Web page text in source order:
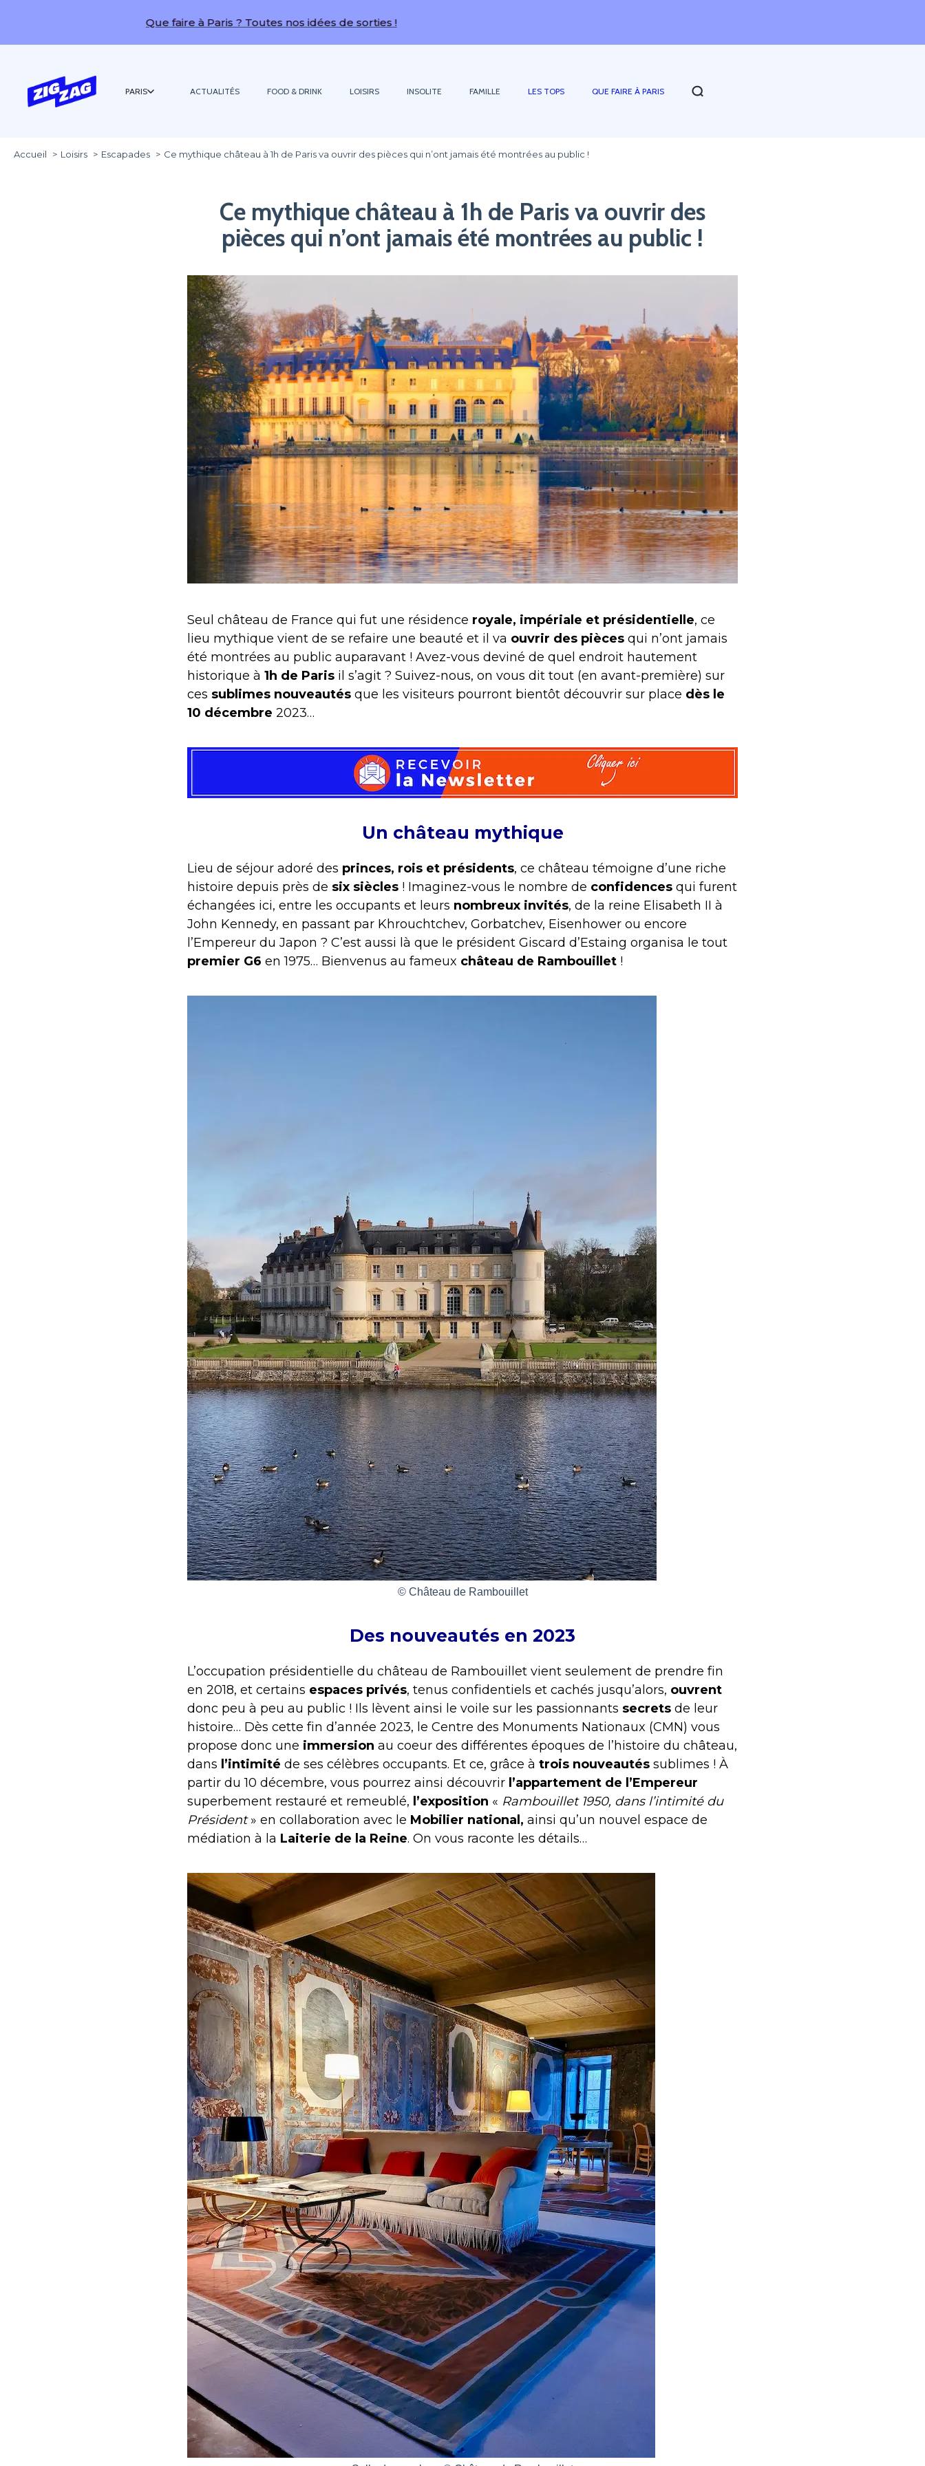
Que faire à Paris ? Toutes nos idées de sorties !
PARIS ACTUALITÉS FOOD & DRINK LOISIRS INSOLITE FAMILLE LES TOPS QUE FAIRE À PARIS
Accueil Loisirs Escapades Ce mythique château à 1h de Paris va ouvrir des pièces qui n’ont jamais été montrées au public !
Ce mythique château à 1h de Paris va ouvrir des
pièces qui n’ont jamais été montrées au public !
Seul château de France qui fut une résidence royale, impériale et présidentielle, ce
lieu mythique vient de se refaire une beauté et il va ouvrir des pièces qui n’ont jamais
été montrées au public auparavant ! Avez-vous deviné de quel endroit hautement
historique à 1h de Paris il s’agit ? Suivez-nous, on vous dit tout (en avant-première) sur
ces sublimes nouveautés que les visiteurs pourront bientôt découvrir sur place dès le
10 décembre 2023…
Un château mythique
Lieu de séjour adoré des princes, rois et présidents, ce château témoigne d’une riche
histoire depuis près de six siècles ! Imaginez-vous le nombre de confidences qui furent
échangées ici, entre les occupants et leurs nombreux invités, de la reine Elisabeth II à
John Kennedy, en passant par Khrouchtchev, Gorbatchev, Eisenhower ou encore
l’Empereur du Japon ? C’est aussi là que le président Giscard d’Estaing organisa le tout
premier G6 en 1975… Bienvenus au fameux château de Rambouillet !
© Château de Rambouillet
Des nouveautés en 2023
L’occupation présidentielle du château de Rambouillet vient seulement de prendre fin
en 2018, et certains espaces privés, tenus confidentiels et cachés jusqu’alors, ouvrent
donc peu à peu au public ! Ils lèvent ainsi le voile sur les passionnants secrets de leur
histoire… Dès cette fin d’année 2023, le Centre des Monuments Nationaux (CMN) vous
propose donc une immersion au coeur des différentes époques de l’histoire du château,
dans l’intimité de ses célèbres occupants. Et ce, grâce à trois nouveautés sublimes ! À
partir du 10 décembre, vous pourrez ainsi découvrir l’appartement de l’Empereur
superbement restauré et remeublé, l’exposition « Rambouillet 1950, dans l’intimité du
Président» en collaboration avec le Mobilier national, ainsi qu’un nouvel espace de
médiation à la Laiterie de la Reine. On vous raconte les détails…